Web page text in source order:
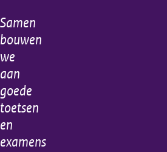
Algemene
informatie
Samen
bouwen
we
aan
goede
toetsen
en
examens